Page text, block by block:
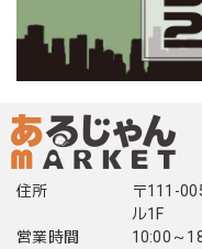
住所
〒111-
ル1F
営業時間
10:00～